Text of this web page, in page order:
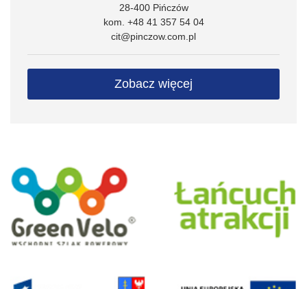
28-400 Pińczów
kom. +48 41 357 54 04
cit@pinczow.com.pl
Zobacz więcej